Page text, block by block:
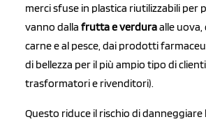
merci sfuse in plastica riutilizzabili per
vanno dalla frutta e verduraalle uova,
carne e al pesce, dai prodotti
di bellezza per il più ampio tipo di
trasformatori e rivenditori).
Questo riduce il rischio di danneggiare